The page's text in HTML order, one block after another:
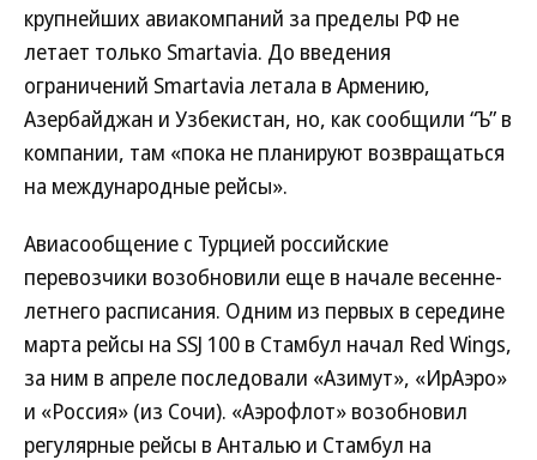
крупнейших авиакомпаний за пределы РФ не
летает только Smartavia. До введения
ограничений Smartavia летала в Армению,
Азербайджан и Узбекистан, но, как сообщили “Ъ” в
компании, там «пока не планируют возвращаться
на международные рейсы».
Авиасообщение с Турцией российские
перевозчики возобновили еще в начале весенне-
летнего расписания. Одним из первых в середине
марта рейсы на SSJ 100 в Стамбул начал Red Wings,
за ним в апреле последовали «Азимут», «ИрАэро»
и «Россия» (из Сочи). «Аэрофлот» возобновил
регулярные рейсы в Анталью и Стамбул на